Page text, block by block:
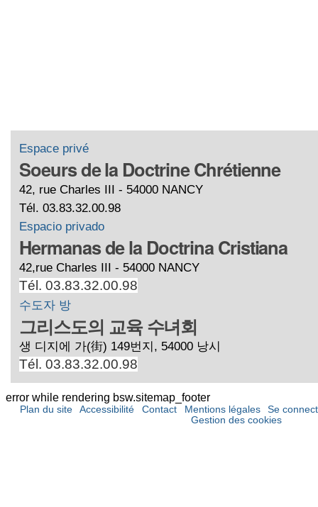
Espace privé
Soeurs de la Doctrine Chrétienne
42, rue Charles III - 54000 NANCY
Tél. 03.83.32.00.98
Espacio privado
Hermanas de la Doctrina Cristiana
42,rue Charles III - 54000 NANCY
Tél. 03.83.32.00.98
수도자 방
그리스도의 교육 수녀회
생 디지에 가(街) 149번지, 54000 낭시
Tél. 03.83.32.00.98
error while rendering bsw.sitemap_footer
Plan du site Accessibilité Contact Mentions légales
Se
Gestion des cookies